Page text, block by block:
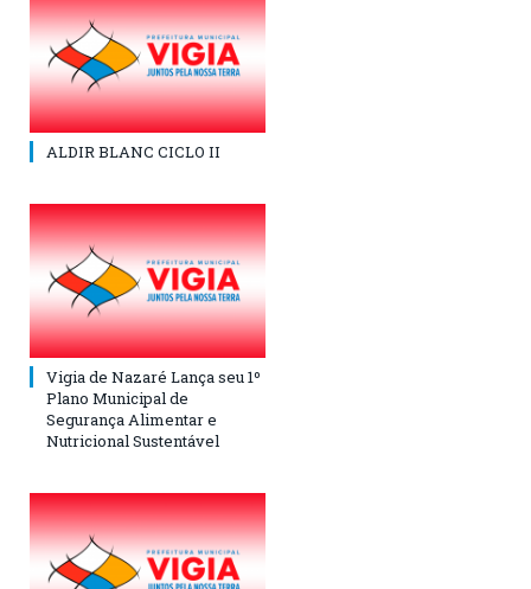
ALDIR BLANC CICLO II
Vigia de Nazaré Lança seu 1º
Plano Municipal de
Segurança Alimentar e
Nutricional Sustentável